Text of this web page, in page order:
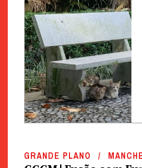
GRANDE PLANO